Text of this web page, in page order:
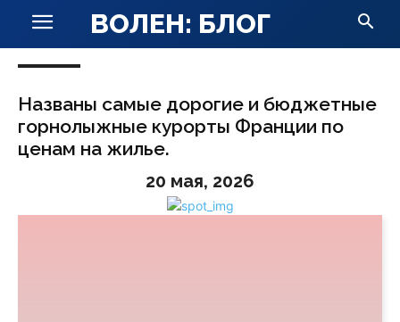
ВОЛЕН: БЛОГ
Названы самые дорогие и бюджетные
горнолыжные курорты Франции по
ценам на жилье.
20 мая, 2026